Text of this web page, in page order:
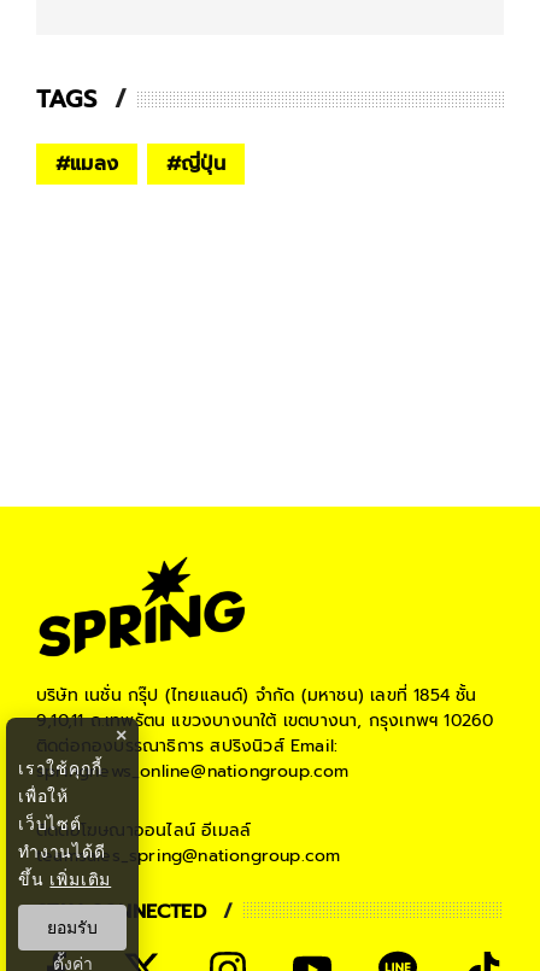
TAGS
#แมลง #ญี่ปุ่น
บริษัท เนชั่น กรุ๊ป (ไทยแลนด์) จำกัด (มหาชน) เลขที่ 1854 ชั้น
9,10,11 ถ.เทพรัตน แขวงบางนาใต้ เขตบางนา, กรุงเทพฯ 10260
ติดต่อกองบรรณาธิการ สปริงนิวส์Email:
springnews_online@nationgroup.com
ติดต่อโฆษณาออนไลน์ อีเมลล์
teamsales_spring@nationgroup.com
STAY CONNECTED
×
เราใช้คุกกี้
เพื่อให้
เว็บไซต์
ทำงานได้ดี
ขึ้น เพิ่มเติม
ยอมรับ
ตั้งค่า